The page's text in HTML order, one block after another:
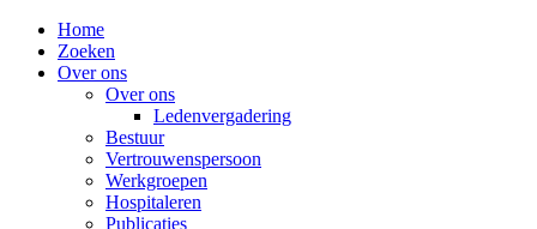
Home
Zoeken
Over ons
Over ons
Ledenvergadering
Bestuur
Vertrouwenspersoon
Werkgroepen
Hospitaleren
Publicaties